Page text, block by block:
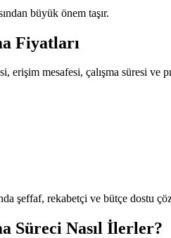
büyük önem taşır.
Fiyatları
erişim mesafesi, çalışma süresi ve
şeffaf, rekabetçi ve bütçe dostu
Süreci Nasıl İlerler?